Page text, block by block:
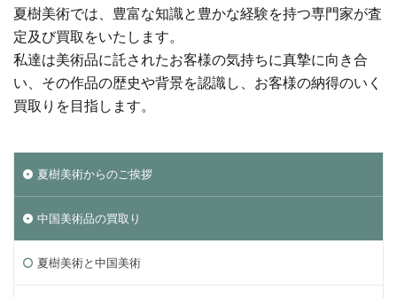
夏樹美術では、豊富な知識と豊かな経験を持つ専門家が査
定及び買取をいたします。
私達は美術品に託されたお客様の気持ちに真摯に向き合
い、その作品の歴史や背景を認識し、お客様の納得のいく
買取りを目指します。
夏樹美術からのご挨拶
中国美術品の買取り
夏樹美術と中国美術